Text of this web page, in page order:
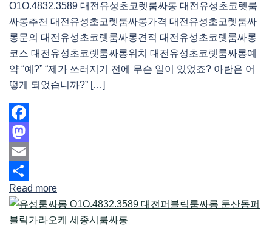
O1O.4832.3589 대전유성초코렛룸싸롱 대전유성초코렛룸
싸롱추천 대전유성초코렛룸싸롱가격 대전유성초코렛룸싸
롱문의 대전유성초코렛룸싸롱견적 대전유성초코렛룸싸롱
코스 대전유성초코렛룸싸롱위치 대전유성초코렛룸싸롱예
약 “예?” “제가 쓰러지기 전에 무슨 일이 있었죠? 아란은 어
떻게 되었습니까?” […]
Facebook
Mastodon
Email
Share
Read more